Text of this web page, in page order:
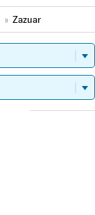
» Zazuar